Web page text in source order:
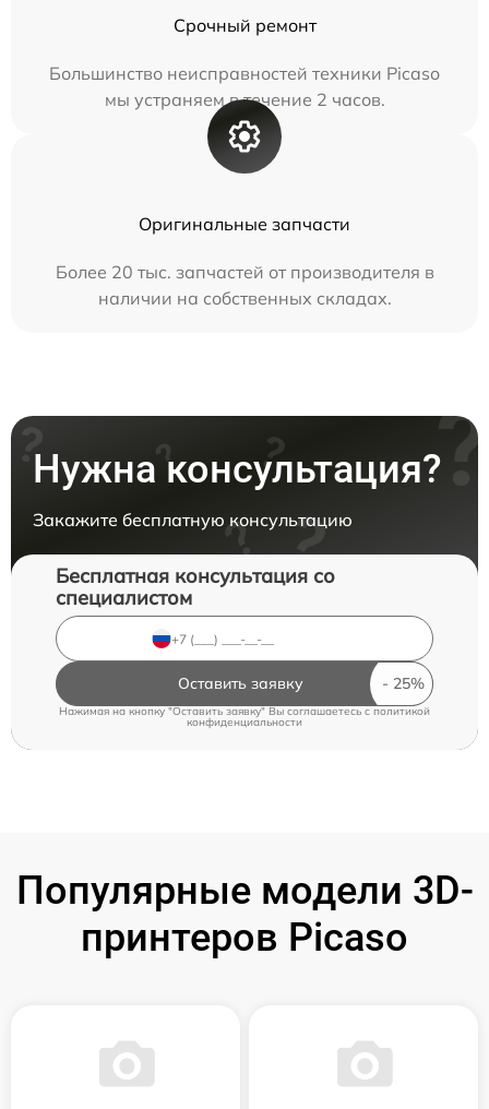
Срочный ремонт
Большинство неисправностей техники Picaso
мы устраняем в течение 2 часов.
Оригинальные запчасти
Более 20 тыс. запчастей от производителя в
наличии на собственных складах.
Нужна консультация?
Закажите бесплатную консультацию
Бесплатная консультация со
специалистом
Оставить заявку
Нажимая на кнопку "Оставить заявку" Вы соглашаетесь cполитикой
конфиденциальности
Популярные модели 3D-
принтеров Picaso